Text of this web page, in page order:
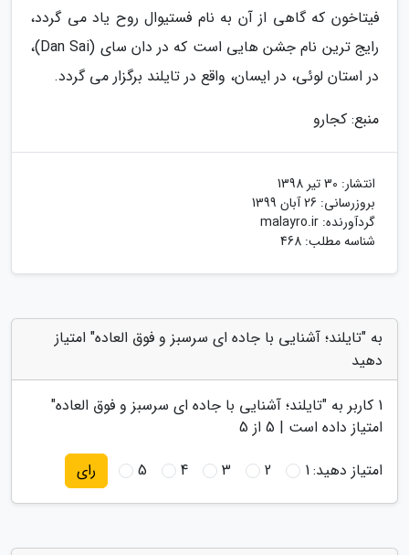
فیتاخون که گاهی از آن به نام فستیوال روح یاد می گردد،
رایج ترین نام جشن هایی است که در دان سای (Dan Sai)،
در استان لوئی، در ایسان، واقع در تایلند برگزار می گردد.
منبع: کجارو
انتشار: 30 تیر 1398
بروزرسانی: 26 آبان 1399
گردآورنده: malayro.ir
شناسه مطلب: 468
به "تایلند؛ آشنایی با جاده ای سرسبز و فوق العاده" امتیاز
دهید
1 کاربر به "تایلند؛ آشنایی با جاده ای سرسبز و فوق العاده"
امتیاز داده است | 5 از 5
امتیاز دهید:1
2
3
4
5 رای